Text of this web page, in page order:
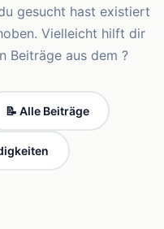
gesucht hast existiert
Vielleicht hilft dir
Beiträge aus dem ?
📝 Alle Beiträge